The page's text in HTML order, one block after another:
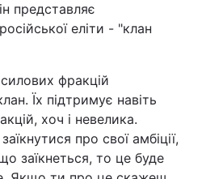
Лайт
Туризм
Погода
Регіони
представляє
еліти - "клан
фракцій
Їх підтримує навіть
хоч і невелика.
про свої амбіції,
заїкнеться, то це буде